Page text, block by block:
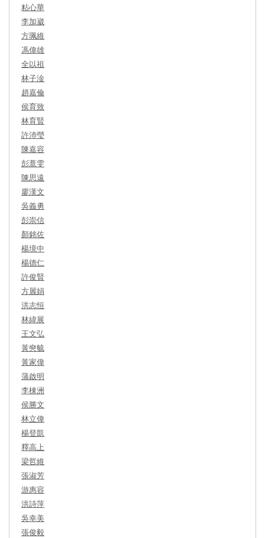
粘心華
李加崴
方珮維
馮偉雄
全以祖
林子淦
趙嘉倫
侯育致
林育賢
許沛瑩
陳嘉容
彭薏雯
陳思遠
廖漢文
吳義勇
彭崇信
顏銘佐
楊境中
楊德仁
許俊賢
方麗娟
洪志恒
林緯展
王文弘
黃奭毓
黃家偉
蒲啟明
李棟洲
侯勝文
林立偉
楊登凱
釋高上
梁哲維
張淑芳
游惠容
洪詩萍
吳幸美
張俊毅